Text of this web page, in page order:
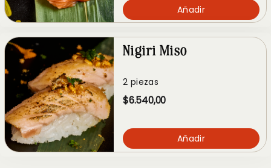
Añadir
Nigiri Miso
2 piezas
$6.540,00
Añadir